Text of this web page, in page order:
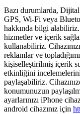
Bazı durumlarda, Dijital
GPS, Wi-Fi veya
hakkında bilgi
hizmetler ve içerik
kullanabiliriz.
reklamlar ve
kişiselleştirilmiş içerik
etkinliğini
paylaşabiliriz.
konumunuzun
ayarlarınızı iPhone
android cihazınız için